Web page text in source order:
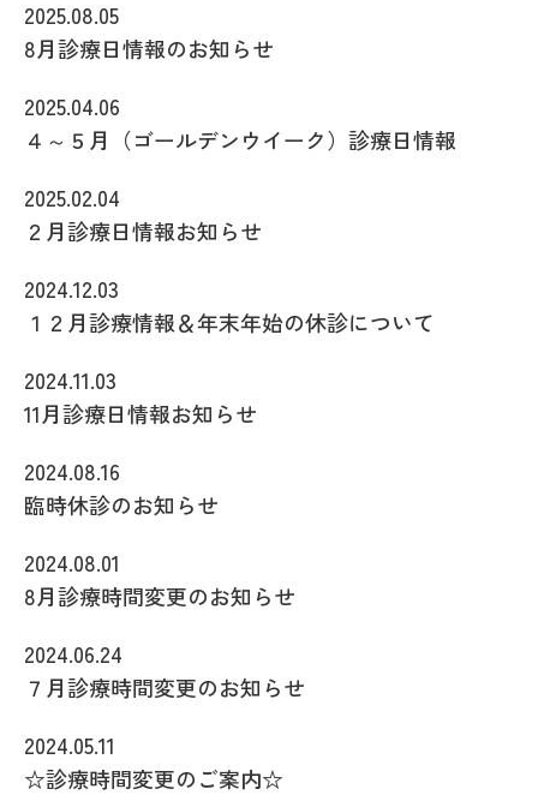
2025.08.05
8月診療日情報のお知らせ
2025.04.06
４～５月（ゴールデンウイーク）診療日情報
2025.02.04
２月診療日情報お知らせ
2024.12.03
１２月診療情報＆年末年始の休診について
2024.11.03
11月診療日情報お知らせ
2024.08.16
臨時休診のお知らせ
2024.08.01
8月診療時間変更のお知らせ
2024.06.24
７月診療時間変更のお知らせ
2024.05.11
☆診療時間変更のご案内☆